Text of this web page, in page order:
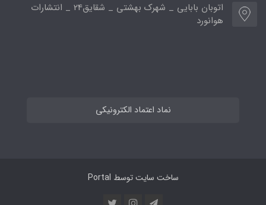
اتوبان بابایی _ شهرک بهشتی _ شقایق24 _ انتشارات
هوانورد
نماد اعتماد الکترونیکی
ساخت سایت توسط Portal